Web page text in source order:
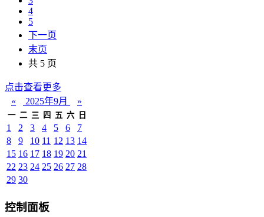
4
5
下一页
末页
共 5 页
点击查看更多
«
2025年9月 »
一 二 三 四 五 六 日
1 2 3 4 5 6
7
8
9 10 11 12 13 14
15 16 17 18 19 20 21
22 23 24 25 26 27 28
29 30
控制面板